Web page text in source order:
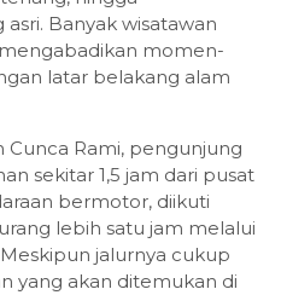
Banyak wisatawan
momen-
latar belakang alam
Cunca Rami, pengunjung
sekitar 1,5 jam dari pusat
bermotor, diikuti
lebih satu jam melalui
jalurnya cukup
yang akan ditemukan di